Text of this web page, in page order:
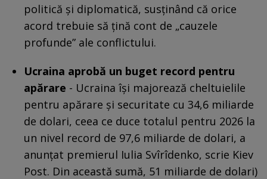
politică și diplomatică, susținând că orice
acord trebuie să țină cont de „cauzele
profunde” ale conflictului.
Ucraina aprobă un buget record pentru
apărare - Ucraina își majorează cheltuielile
pentru apărare și securitate cu 34,6 miliarde
de dolari, ceea ce duce totalul pentru 2026 la
un nivel record de 97,6 miliarde de dolari, a
anunțat premierul Iulia Svîrîdenko, scrie Kiev
Post. Din această sumă, 51 miliarde de dolari)